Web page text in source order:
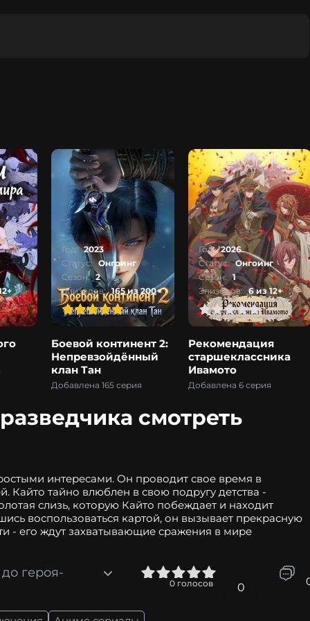
Год: 2023
Статус: Онгоинг
Сезон: 2
Эпизодов: 165 из 200+
2 3 4
Боевой континент 2:
Непревзойдённый
клан Тан
Добавлена 165 серия
Год: 2026
Статус: Онгоинг
Сезон: 1
Эпизодов: 6 из 12+
0 1 2 3 4
Рекомендация
старшеклассника
Ивамото
Добавлена 6 серия
0 1 2 3 4
смотреть
интересами. Он проводит свое время в
Кайто тайно влюблен в свою подругу детства -
слизь, которую Кайто побеждает и находит
воспользоваться картой, он вызывает прекрасную
- его ждут захватывающие сражения в мире
героя-
0 3
0 голосов 0